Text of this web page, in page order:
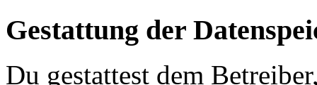
Gestattung der
Du gestattest dem